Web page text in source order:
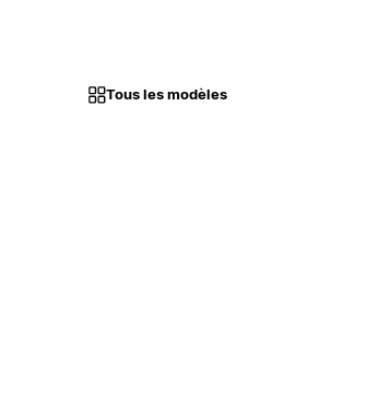
Tous les modèles